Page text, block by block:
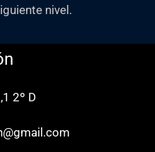
nivel.
2º D